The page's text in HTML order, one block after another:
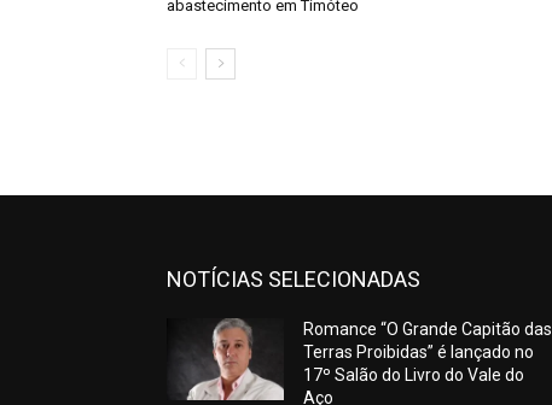
abastecimento em Timóteo
NOTÍCIAS SELECIONADAS
Romance “O Grande Capitão das
Terras Proibidas” é lançado no
17º Salão do Livro do Vale do
Aço